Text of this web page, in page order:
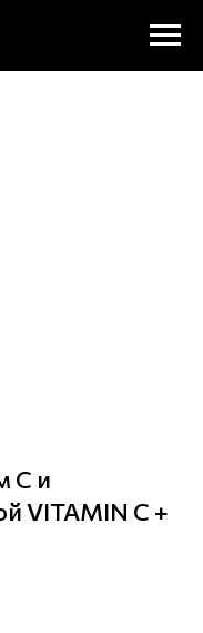
С и
VITAMIN C +